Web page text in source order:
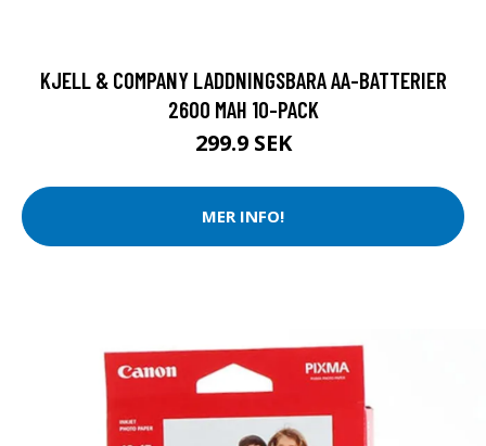
KJELL & COMPANY LADDNINGSBARA AA-BATTERIER
2600 MAH 10-PACK
299.9 SEK
MER INFO!